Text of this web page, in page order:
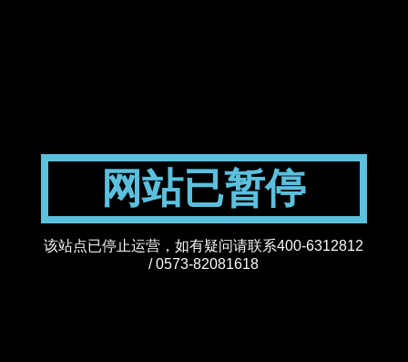
网站已暂停
该站点已停止运营，如有疑问请联系400-6312812
/ 0573-82081618